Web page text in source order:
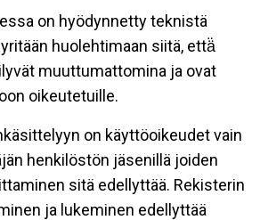
on hyödynnetty teknistä
huolehtimaan siitä, että̈
muuttumattomina ja ovat
oikeutetuille.
on käyttöoikeudet vain
henkilöstön jäsenillä joiden
sitä edellyttää. Rekisterin
ja lukeminen edellyttää